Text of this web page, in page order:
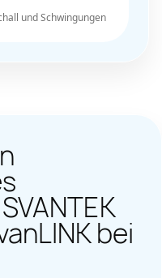
und Schwingungen
bei